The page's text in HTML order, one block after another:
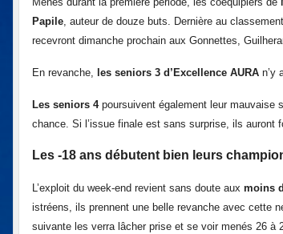
Papile , auteur de douze buts. Dernière au
recevront dimanche prochain aux Gonnettes,
En revanche, les seniors 3 d’Excellence AURA n’y
Les seniors 4poursuivent également leur mauvaise
chance. Si l’issue finale est sans surprise, ils auront
Les -18 ans débutent bien leurs
L’exploit du week-end revient sans doute aux moins
istréens, ils prennent une belle revanche avec cette
suivante les verra lâcher prise et se voir menés 26 à